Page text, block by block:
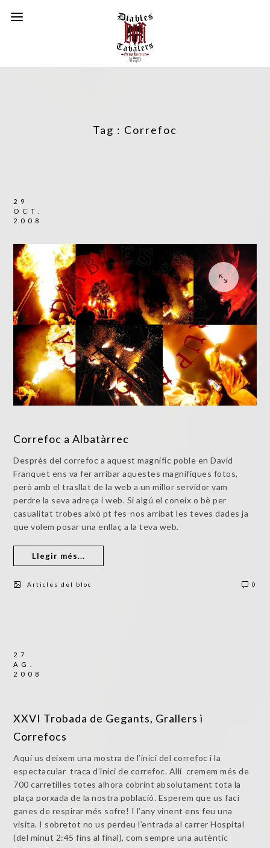
Tag : Correfoc
29
OCT.
2008
Correfoc a Albatàrrec
Desprès del correfoc a aquest magnífic poble en David
Franquet ens va fer arribar aquestes magnífiques fotos,
però amb el trasllat de la web a un millor servidor vam
perdre la seva adreça i web. Si algú el coneix o bè per
casualitat trobes això pt fes-nos arribat les teves dades ja
que volem posar una enllaç a la teva web.
Llegir més...
Articles del bloc 0
27
AG.
2008
XXVI Trobada de Gegants, Grallers i
Correfocs
Aquí us deixem una mostra de l’inici del correfoc i la
espectacular traca d’inici de correfoc. Allí cremem més de
700 carretilles totes alhora cobrint absolutament tota la
plaça porxada de la nostra població. Esperem que us faci
ganes de respirar més sofre! I l’any vinent ens feu una
visita. I sobretot no us perdeu l’entrada al carrer Hospital
(del minut 2:45 fins al final), com sempre una autèntic